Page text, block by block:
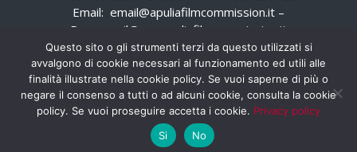
Email: email@apuliafilmcommission.it –
Pec:
email@pec.apuliafilmcommission.it
Questo sito o gli strumenti terzi da questo utilizzati si
avvalgono di cookie necessari al funzionamento ed utili alle
finalità illustrate nella cookie policy. Se vuoi saperne di più o
negare il consenso a tutti o ad alcuni cookie, consulta la cookie
policy. Se vuoi proseguire accetta i cookie. Privacy policy
Si
No